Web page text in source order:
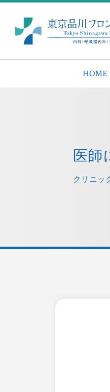
HOME
医師
クリニッ